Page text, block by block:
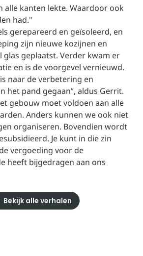
alle kanten lekte. Waardoor ook
had."
gerepareerd en geïsoleerd, en
zijn nieuwe kozijnen en
glas geplaatst. Verder kwam er
en is de voorgevel vernieuwd.
naar de verbetering en
het pand gegaan”, aldus Gerrit.
gebouw moet voldoen aan alle
Anders kunnen we ook niet
organiseren. Bovendien wordt
Je kunt in die zin
vergoeding voor de
heeft bijgedragen aan ons
Bekijk alle verhalen